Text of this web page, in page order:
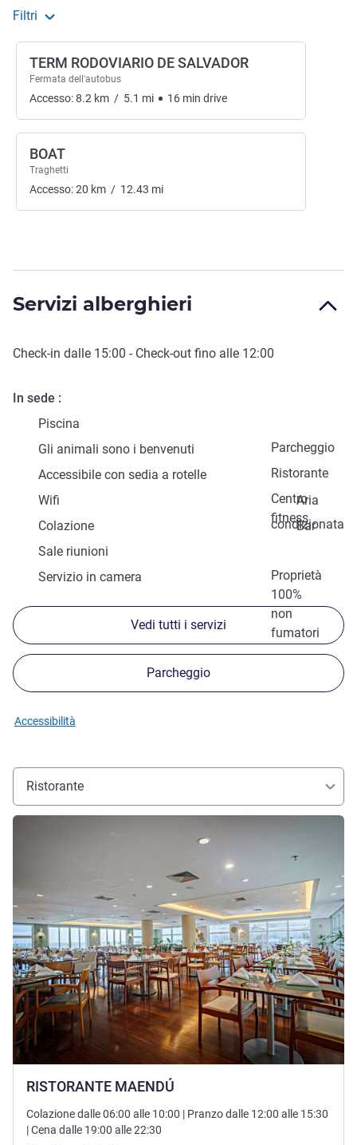
Filtri
TERM RODOVIARIO DE SALVADOR
Fermata dell'autobus
Accesso:8.2 km / 5.1 mi 16 min drive
BOAT
Traghetti
Accesso:20 km / 12.43 mi
Servizi alberghieri
Check-in dalle 15:00 - Check-out fino alle 12:00
In sede
Piscina
Parcheggio
Gli animali sono i benvenuti
Ristorante
Accessibile con sedia a rotelle
Centro
fitness
Wifi
Aria
condizionata
Colazione
Bar
Sale riunioni
Proprietà
100%
non
fumatori
Servizio in camera
Vedi tutti i servizi
Parcheggio
Accessibilità
Ristorante
RISTORANTE MAENDÚ
Visualizza dettagli
Colazione dalle 06:00 alle 10:00 | Pranzo dalle 12:00 alle 15:30
| Cena dalle 19:00 alle 22:30